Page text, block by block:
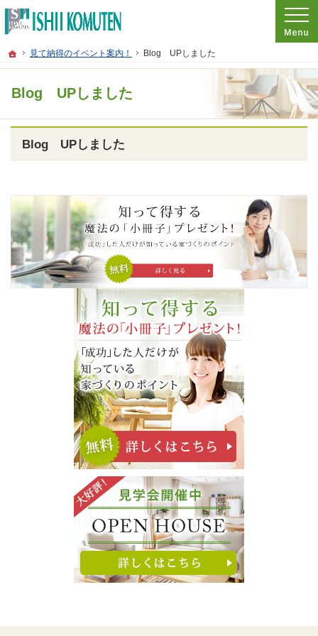
ホーム
見て納得のイベント案内！ Blog UPしました
Blog UPしました
プロの目線からご提案。東京都府中市の注文住宅・新築戸建てを手がける工務店
東京都府中市の新築・注文住宅・新築戸建てを手がける工務店なら石井工務店
Blog UPしました